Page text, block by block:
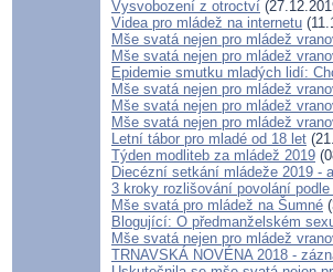
Vysvobození z otroctví
Videa pro mládež na internetu
Mše svatá nejen pro mládež
Mše svatá nejen pro mládež
Epidemie smutku mladých lidí:
Mše svatá nejen pro mládež
Mše svatá nejen pro mládež
Mše svatá nejen pro mládež
Letní tábor pro mladé od 18 let
Týden modliteb za mládež 2019
Diecézní setkání mládeže 2019 -
3 kroky rozlišování povolání podle
Mše svatá pro mládež na Šumné
Blogující: O předmanželském
Mše svatá nejen pro mládež
TRNAVSKÁ NOVÉNA 2018 -